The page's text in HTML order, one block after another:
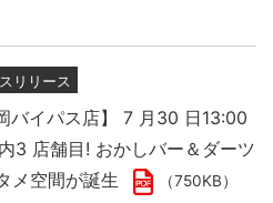
リリース
バイパス店】 7 月30 日13:00
3 店舗目! おかしバー＆ダーツ
メ空間が誕生
（750KB）